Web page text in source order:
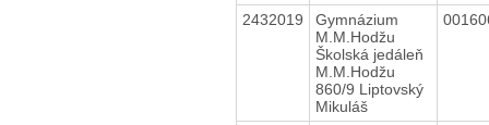
2432019
Gymnázium
M.M.Hodžu
Školská jedáleň
M.M.Hodžu
860/9 Liptovský
Mikuláš